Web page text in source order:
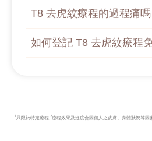
T8 去虎紋療程的過程痛嗎
如何登記 T8 去虎紋療程
1 只限於特定療程, 2療程效果及進度會因個人之皮膚、身體狀況等因